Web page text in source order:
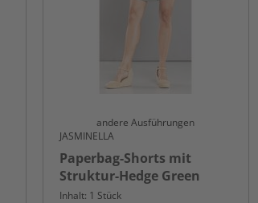
andere Ausführungen
JASMINELLA
Paperbag-Shorts mit
Struktur-Hedge Green
Inhalt: 1 Stück